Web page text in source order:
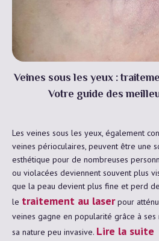
Veines sous les yeux :
Votre guide des
Les veines sous les yeux, également
veines périoculaires, peuvent être une
esthétique pour de nombreuses
ou violacées deviennent souvent plus
que la peau devient plus fine et perd
le traitement au laserpour
veines gagne en popularité grâce à
sa nature peu invasive. Lire la suite